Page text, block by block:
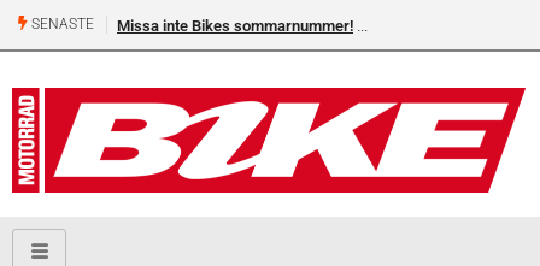
SENASTE Missa inte Bikes sommarnummer!